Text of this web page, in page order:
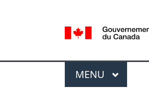
de
la
Government
MENU PRINCIPAL